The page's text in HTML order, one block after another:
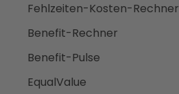
Fehlzeiten-Kosten-Rechner
Benefit-Rechner
Benefit-Pulse
EqualValue